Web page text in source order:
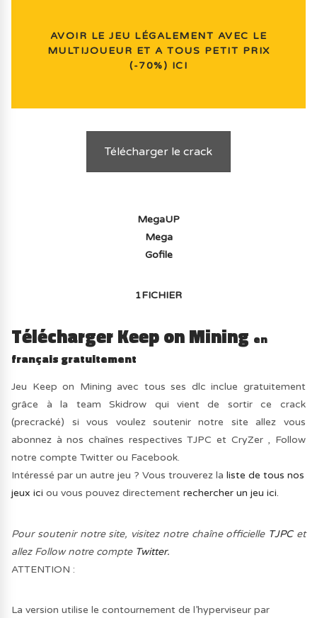
AVOIR LE JEU LÉGALEMENT AVEC LE
MULTIJOUEUR ET A TOUS PETIT PRIX
(-70%) ICI
Télécharger le crack
MegaUP
Mega
Gofile
1FICHIER
Télécharger Keep on Mining en
français gratuitement
Jeu Keep on Mining avec tous ses dlc inclue gratuitement
grâce à la team Skidrow qui vient de sortir ce crack
(precracké) si vous voulez soutenir notre site allez vous
abonnez à nos chaînes respectives TJPC et CryZer , Follow
notre compte Twitter ou Facebook.
Intéressé par un autre jeu ? Vous trouverez laliste de tous nos
jeux ici ou vous pouvez directementrechercher un jeu ici.
Pour soutenir notre site, visitez notre chaîne officielle TJPCet
allez Follow notre compte Twitter.
ATTENTION :
La version utilise le contournement de l’hyperviseur par